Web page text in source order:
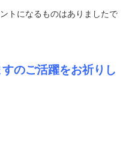
トになるものはありましたで
のご活躍をお祈りし